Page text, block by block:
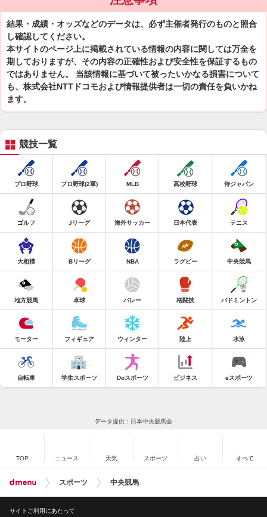
結果・成績・オッズなどのデータは、必ず主催者発行のものと照合
し確認してください。
本サイトのページ上に掲載されている情報の内容に関しては万全を
期しておりますが、その内容の正確性および安全性を保証するもの
ではありません。 当該情報に基づいて被ったいかなる損害について
も、株式会社NTTドコモおよび情報提供者は一切の責任を負いかね
ます。
競技一覧
プロ野球 プロ野球(2軍) MLB 高校野球 侍ジャパン
ゴルフ Jリーグ 海外サッカー 日本代表 テニス
大相撲 Bリーグ NBA ラグビー 中央競馬
地方競馬 卓球 バレー 格闘技 バドミントン
モーター フィギュア ウィンター 陸上 水泳
自転車 学生スポーツ Doスポーツ ビジネス eスポーツ
データ提供：日本中央競馬会
TOP ニュース 天気 スポーツ 占い すべて
スポーツ 中央競馬
サイトご利用にあたって